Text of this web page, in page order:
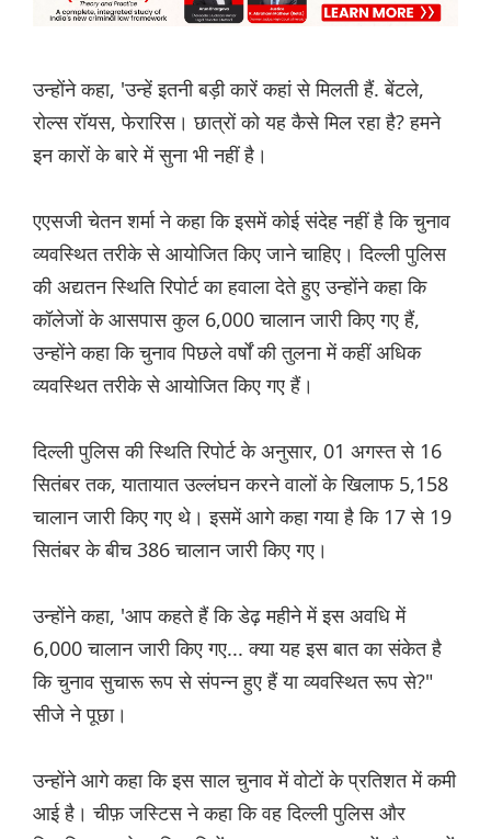
उन्होंने कहा, 'उन्हें इतनी बड़ी कारें कहां से मिलती हैं. बेंटले,
रोल्स रॉयस, फेरारिस। छात्रों को यह कैसे मिल रहा है? हमने
इन कारों के बारे में सुना भी नहीं है।
एएसजी चेतन शर्मा ने कहा कि इसमें कोई संदेह नहीं है कि चुनाव
व्यवस्थित तरीके से आयोजित किए जाने चाहिए। दिल्ली पुलिस
की अद्यतन स्थिति रिपोर्ट का हवाला देते हुए उन्होंने कहा कि
कॉलेजों के आसपास कुल 6,000 चालान जारी किए गए हैं,
उन्होंने कहा कि चुनाव पिछले वर्षों की तुलना में कहीं अधिक
व्यवस्थित तरीके से आयोजित किए गए हैं।
दिल्ली पुलिस की स्थिति रिपोर्ट के अनुसार, 01 अगस्त से 16
सितंबर तक, यातायात उल्लंघन करने वालों के खिलाफ 5,158
चालान जारी किए गए थे। इसमें आगे कहा गया है कि 17 से 19
सितंबर के बीच 386 चालान जारी किए गए।
उन्होंने कहा, 'आप कहते हैं कि डेढ़ महीने में इस अवधि में
6,000 चालान जारी किए गए... क्या यह इस बात का संकेत है
कि चुनाव सुचारू रूप से संपन्न हुए हैं या व्यवस्थित रूप से?"
सीजे ने पूछा।
उन्होंने आगे कहा कि इस साल चुनाव में वोटों के प्रतिशत में कमी
आई है। चीफ़ जस्टिस ने कहा कि वह दिल्ली पुलिस और